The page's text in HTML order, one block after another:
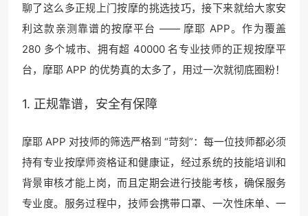
聊了这么多正规上门按摩的挑选技巧，接下来就给大家安
利这款亲测靠谱的按摩平台 —— 摩耶 APP。作为覆盖
280 多个城市、拥有超 40000 名专业技师的正规按摩平
台，摩耶 APP 的优势真的太多了，用过一次就彻底圈粉！
1. 正规靠谱，安全有保障
摩耶 APP 对技师的筛选严格到 “苛刻”：每一位技师都必须
持有专业按摩师资格证和健康证，经过系统的技能培训和
背景审核才能上岗，而且定期会进行技能考核，确保服务
专业度。服务过程中，技师会携带口罩、一次性床单、一